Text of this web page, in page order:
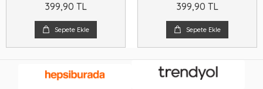
399,90 TL
Sepete Ekle
399,90 TL
Sepete Ekle